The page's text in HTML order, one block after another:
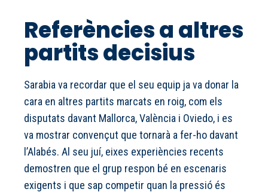
Referències a altres
partits decisius
Sarabia va recordar que el seu equip ja va donar la
cara en altres partits marcats en roig, com els
disputats davant Mallorca, València i Oviedo, i es
va mostrar convençut que tornarà a fer-ho davant
l’Alabés. Al seu juí, eixes experiències recents
demostren que el grup respon bé en escenaris
exigents i que sap competir quan la pressió és